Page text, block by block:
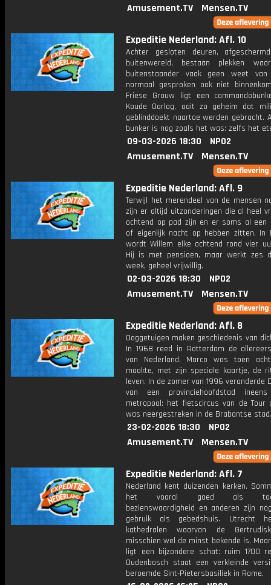
Amusement.TV
Mensen.TV
Expeditie Nederland: Afl. 10
Achter gesloten deuren,
buitenwereld, bestaan plekken
buitenstaander vaak geen weet
normaal gesproken ook niet
Friese Grouw ligt een
Koude Oorlog, ooit zo geheim dat
geblinddoekt naartoe werden gebracht.
bunker is nog zoals het was: zelfs het
09-03-2026 18:30
NPO2
Amusement.TV
Mensen.TV
Expeditie Nederland: Afl. 9
Terwijl het merendeel van de mensen
zijn er altijd uitzonderingen die al heel
ochtend op pad zijn en er soms al een
of eigenlijk nacht op hebben zitten. In
wordt Willem elke ochtend rond vier
Hij is met pensioen, maar werkt zes
week, geheel vrijwillig.
02-03-2026 18:30
NPO2
Amusement.TV
Mensen.TV
Expeditie Nederland: Afl. 8
Ooggetuigen maken geschiedenis van
In 1968 reed in Rotterdam de
van Nederland. Marco was toen
maakte, met zijn speciale kaartje, de
leven. In de zomer van 1996 veranderde
van een provinciehoofdstad
metropool: het fietscircus van de Tour
was neergestreken in de Brabantse stad.
23-02-2026 18:30
NPO2
Amusement.TV
Mensen.TV
Expeditie Nederland: Afl. 7
Nederland kent duizenden kerken.
het vooral goed als
bezienswaardigheid en anderen zijn
gebruik als gebedshuis. Utrecht
kathedralen waarvan de
misschien wel de minst bekende is.
ligt een bijzondere schat: ruim 1700
Oudenbosch staat een verkleinde
beroemde Sint-Pietersbasiliek in Rome.